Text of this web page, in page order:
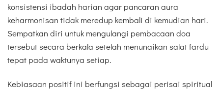
konsistensi ibadah harian agar pancaran aura
keharmonisan tidak meredup kembali di kemudian hari.
Sempatkan diri untuk mengulangi pembacaan doa
tersebut secara berkala setelah menunaikan salat fardu
tepat pada waktunya setiap.
Kebiasaan positif ini berfungsi sebagai perisai spiritual